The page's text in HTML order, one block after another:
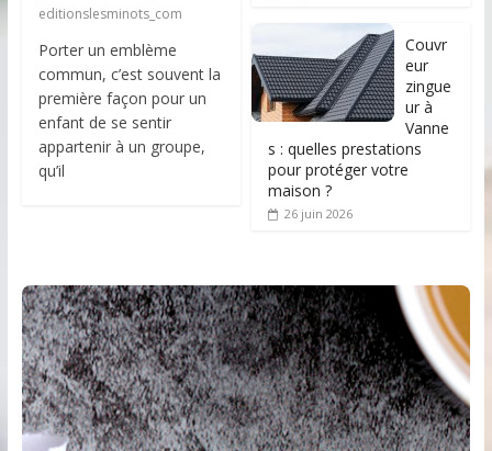
editionslesminots_com
Porter un emblème
commun, c’est souvent la
première façon pour un
enfant de se sentir
appartenir à un groupe,
qu’il
Couvr
eur
zingue
ur à
Vanne
s : quelles prestations
pour protéger votre
maison ?
26 juin 2026